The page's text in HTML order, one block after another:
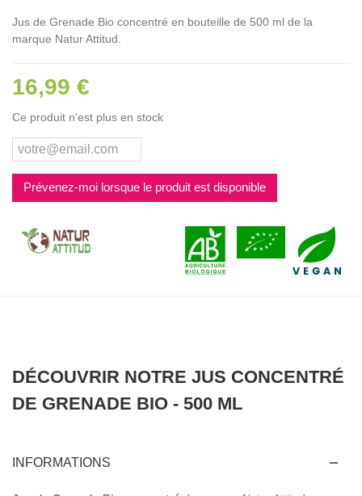
Jus de Grenade Bio concentré en bouteille de 500 ml de la
marque Natur Attitud.
16,99 €
Ce produit n'est plus en stock
Prévenez-moi lorsque le produit est disponible
DÉCOUVRIR NOTRE JUS CONCENTRÉ
DE GRENADE BIO - 500 ML
INFORMATIONS